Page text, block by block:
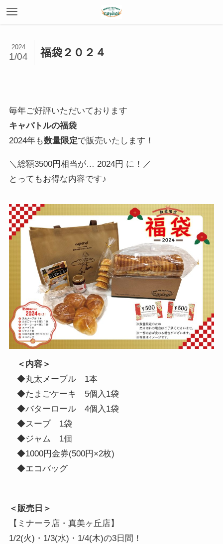
福袋２０２４
2024
1/04
毎年ご好評いただいております
キャパトルの福袋
2024年も数量限定で販売いたします！
＼総額3500円相当が… 2024円 に！／
とってもお得な内容です♪
＜内容＞
◆丸太メープル 1本
◆たまごケーキ 5個入1袋
◆バターロール 4個入1袋
◆スープ 1袋
◆ジャム 1個
◆1000円金券(500円×2枚)
◆エコバッグ
＜販売日＞
【ミナーラ店・真美ヶ丘店】
1/2(火)・1/3(水)・1/4(木)の3日間！